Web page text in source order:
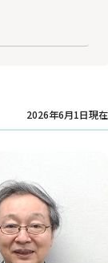
2026年6月1日現在